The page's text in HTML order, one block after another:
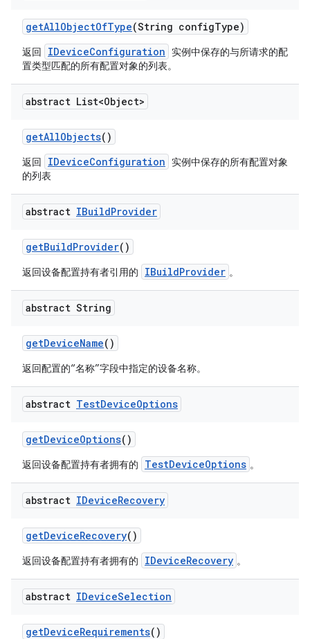
getAllObjectOfType(String configType)
返回 IDeviceConfiguration
实例中保存的与所请求的配
置类型匹配的所有配置对象的列表。
abstract List<Object>
getAllObjects()
返回 IDeviceConfiguration
实例中保存的所有配置对象
的列表
abstract IBuildProvider
getBuildProvider()
返回设备配置持有者引用的 IBuildProvider 。
abstract String
getDeviceName()
返回配置的“名称”字段中指定的设备名称。
abstract TestDeviceOptions
getDeviceOptions()
返回设备配置持有者拥有的 TestDeviceOptions 。
abstract IDeviceRecovery
getDeviceRecovery()
返回设备配置持有者拥有的 IDeviceRecovery 。
abstract IDeviceSelection
getDeviceRequirements()